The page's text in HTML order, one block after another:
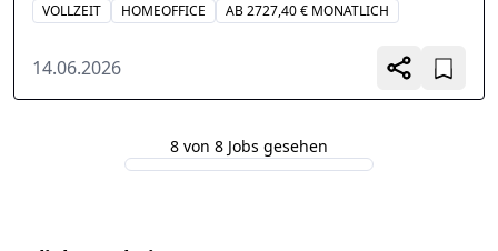
VOLLZEIT HOMEOFFICE AB 2727,40 € MONATLICH
14.06.2026
8 von 8 Jobs gesehen